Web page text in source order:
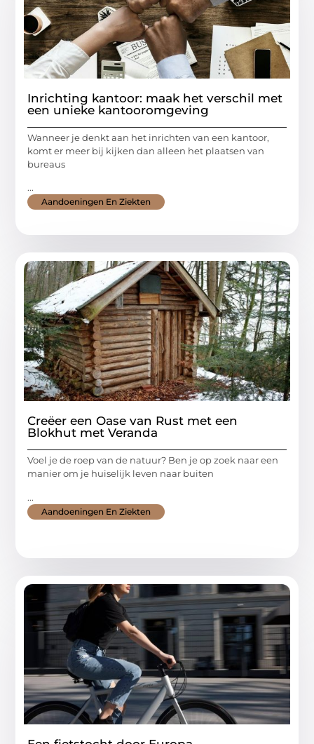
Inrichting kantoor: maak het verschil met
een unieke kantooromgeving
Wanneer je denkt aan het inrichten van een kantoor,
komt er meer bij kijken dan alleen het plaatsen van
bureaus
...
Aandoeningen En Ziekten
Creëer een Oase van Rust met een
Blokhut met Veranda
Voel je de roep van de natuur? Ben je op zoek naar een
manier om je huiselijk leven naar buiten
...
Aandoeningen En Ziekten